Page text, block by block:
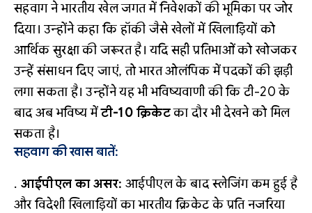
सहवाग ने भारतीय खेल जगत में निवेशकों की भूमिका पर जोर
दिया। उन्होंने कहा कि हॉकी जैसे खेलों में खिलाड़ियों को
आर्थिक सुरक्षा की जरूरत है। यदि सही प्रतिभाओं को खोजकर
उन्हें संसाधन दिए जाएं, तो भारत ओलंपिक में पदकों की झड़ी
लगा सकता है। उन्होंने यह भी भविष्यवाणी की कि टी-20 के
बाद अब भविष्य मेंटी-10 क्रिकेटका दौर भी देखने को मिल
सकता है।
सहवाग की खास बातें:
आईपीएल का असर: आईपीएल के बाद स्लेजिंग कम हुई है
और विदेशी खिलाड़ियों का भारतीय क्रिकेट के प्रति नजरिया